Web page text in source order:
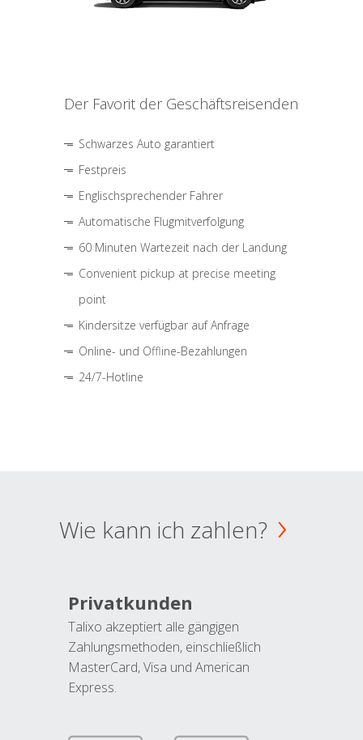
Der Favorit der Geschäftsreisenden
Schwarzes Auto garantiert
Festpreis
Englischsprechender Fahrer
Automatische Flugmitverfolgung
60 Minuten Wartezeit nach der Landung
Convenient pickup at precise meeting
point
Kindersitze verfügbar auf Anfrage
Online- und Offline-Bezahlungen
24/7-Hotline
Wie kann ich zahlen?
Privatkunden
Talixo akzeptiert alle gängigen
Zahlungsmethoden, einschließlich
MasterCard, Visa und American
Express.